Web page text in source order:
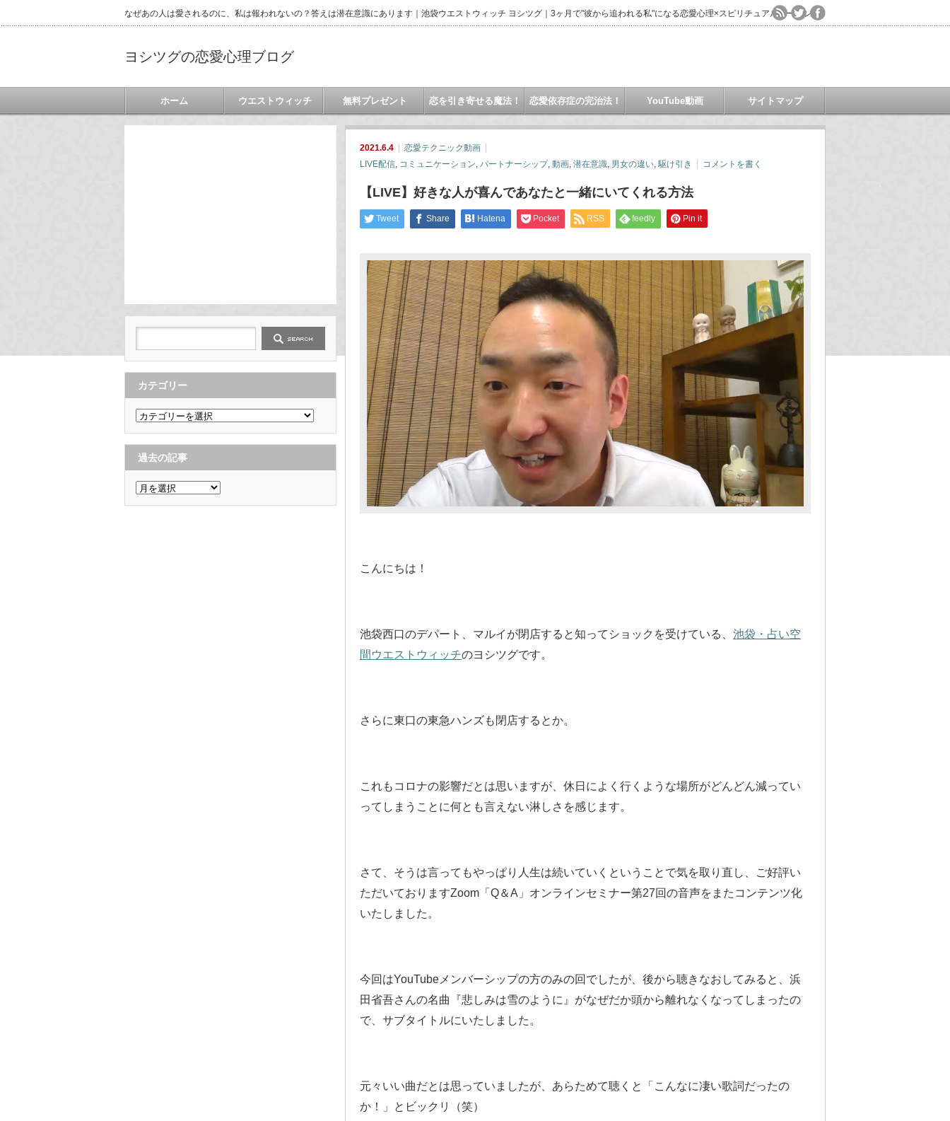
なぜあの人は愛されるのに、私は報われないの？答えは潜在意識にあります｜池袋ウエストウィッチ ヨシツグ｜3ヶ月で"彼から追われる私"になる恋愛心理×スピリチュアルコーチング
ヨシツグの恋愛心理ブログ
ホーム ウエストウィッチ 無料プレゼント 恋を引き寄せる魔法！ 恋愛依存症の完治法！ YouTube動画 サイトマップ
2021.6.4
恋愛テクニック動画
LIVE配信, コミュニケーション, パートナーシップ, 動画, 潜在意識, 男女の違い,駆け引き コメントを書く
【LIVE】好きな人が喜んであなたと一緒にいてくれる方法
Tweet Share Hatena Pocket RSS feedly Pin it
こんにちは！
池袋西口のデパート、マルイが閉店すると知ってショックを受けている、 池袋・占い空
間ウエストウィッチのヨシツグです。
さらに東口の東急ハンズも閉店するとか。
これもコロナの影響だとは思いますが、休日によく行くような場所がどんどん減ってい
ってしまうことに何とも言えない淋しさを感じます。
さて、そうは言ってもやっぱり人生は続いていくということで気を取り直し、ご好評い
ただいておりますZoom「Q＆A」オンラインセミナー第27回の音声をまたコンテンツ化
いたしました。
今回はYouTubeメンバーシップの方のみの回でしたが、後から聴きなおしてみると、浜
田省吾さんの名曲『悲しみは雪のように』がなぜだか頭から離れなくなってしまったの
で、サブタイトルにいたしました。
元々いい曲だとは思っていましたが、あらためて聴くと「こんなに凄い歌詞だったの
か！」とビックリ（笑）
カテゴリー
カ
テ
ゴ
リ
ー
過去の記事
過
去
の